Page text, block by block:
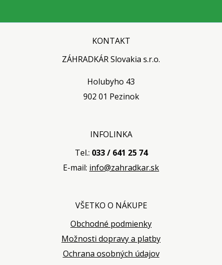
KONTAKT
ZÁHRADKÁR Slovakia s.r.o.
Holubyho 43
902 01 Pezinok
INFOLINKA
Tel.: 033 / 641 25 74
E-mail: info@zahradkar.sk
VŠETKO O NÁKUPE
Obchodné podmienky
Možnosti dopravy a platby
Ochrana osobných údajov